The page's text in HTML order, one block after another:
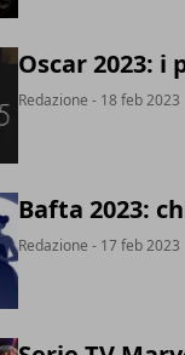
Oscar 2023:
Redazione - 18 feb 2023
Bafta 2023:
Redazione - 17 feb 2023